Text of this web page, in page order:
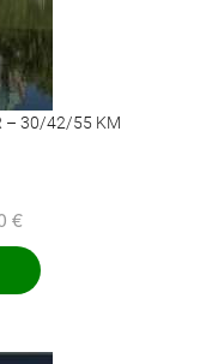
– 30/42/55 KM
€